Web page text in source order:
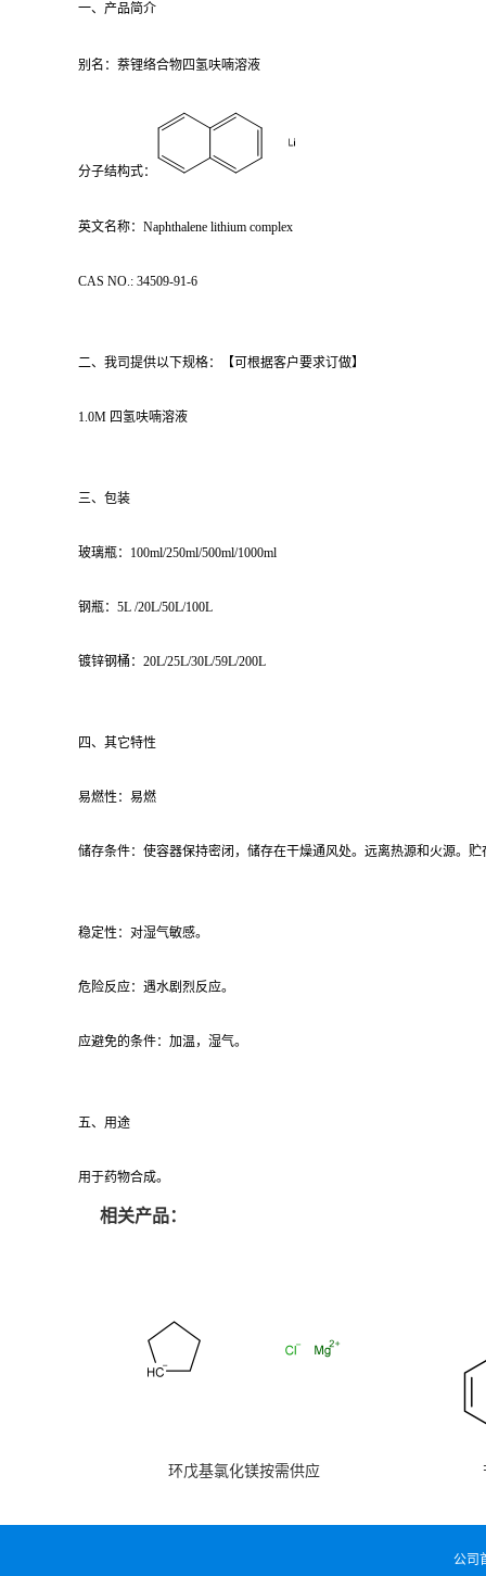
一、产品简介
别名：萘锂络合物四氢呋喃溶液
分子结构式：
英文名称：Naphthalene lithium complex
CAS NO.: 34509-91-6
二、我司提供以下规格：【可根据客户要求订做】
1.0M 四氢呋喃溶液
三、包装
玻璃瓶：100ml/250ml/500ml/1000ml
钢瓶：5L /20L/50L/100L
镀锌钢桶：20L/25L/30L/59L/200L
四、其它特性
易燃性：易燃
储存条件：使容器保持密闭，储存在干燥通风处。远离热源和火源。贮
稳定性：对湿气敏感。
危险反应：遇水剧烈反应。
应避免的条件：加温，湿气。
五、用途
用于药物合成。
相关产品：
环戊基氯化镁按需供应
公司